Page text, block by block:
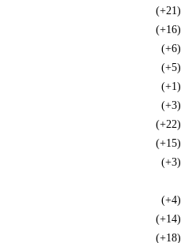
(+21)
(+16)
(+6)
(+5)
(+1)
(+3)
(+22)
(+15)
(+3)
(+4)
(+14)
(+18)